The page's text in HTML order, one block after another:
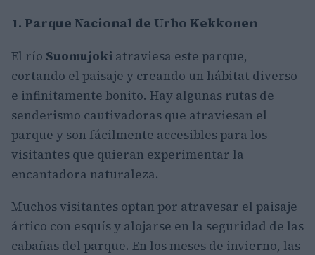
1. Parque Nacional de Urho Kekkonen
El río Suomujoki atraviesa este parque,
cortando el paisaje y creando un hábitat diverso
e infinitamente bonito. Hay algunas rutas de
senderismo cautivadoras que atraviesan el
parque y son fácilmente accesibles para los
visitantes que quieran experimentar la
encantadora naturaleza.
Muchos visitantes optan por atravesar el paisaje
ártico con esquís y alojarse en la seguridad de las
cabañas del parque. En los meses de invierno, las